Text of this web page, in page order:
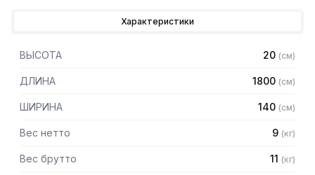
Характеристики
ВЫСОТА 20 (см)
ДЛИНА 1800 (см)
ШИРИНА 140 (см)
Вес нетто 9 (кг)
Вес брутто 11 (кг)